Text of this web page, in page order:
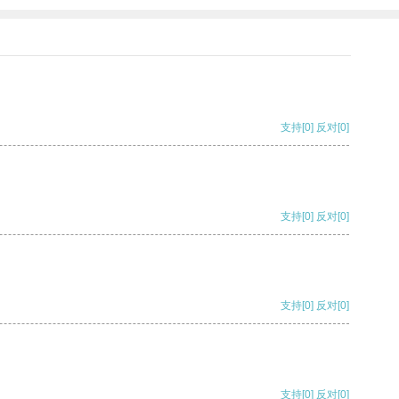
支持[0] 反对[0]
支持[0] 反对[0]
支持[0] 反对[0]
支持[0] 反对[0]